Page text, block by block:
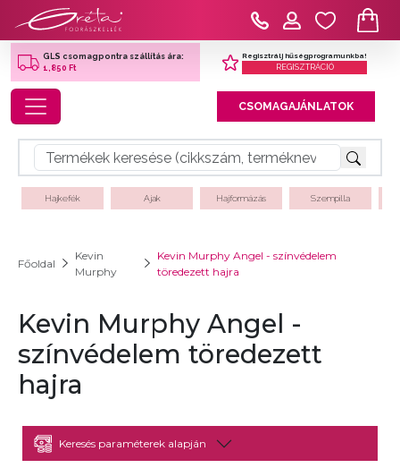
GLS csomagpontra szállítás ára:
1,850 Ft
Regisztrálj hűségprogramunkba!
REGISZTRÁCIÓ
Toggle navigation CSOMAGAJÁNLATOK
Hajkefék Ajak Hajformázás Szempilla
Főoldal
Kevin
Murphy
Kevin Murphy Angel - színvédelem
töredezett hajra
Kevin Murphy Angel -
színvédelem töredezett
hajra
Keresés paraméterek alapján